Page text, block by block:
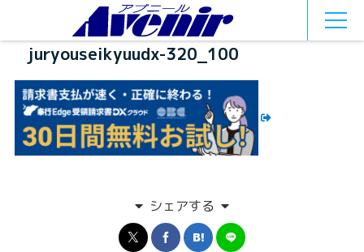
juryouseikyuudx-320_100
シェアする
MEN